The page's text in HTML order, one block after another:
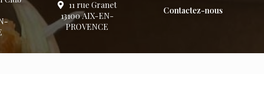
11 rue Granet
13100 AIX-EN-
PROVENCE
Contactez-nous